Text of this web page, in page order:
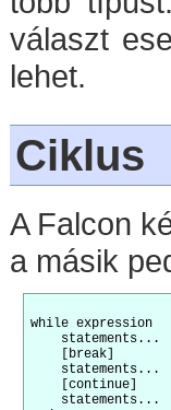
választ
lehet.
Ciklus
A Falcon
a másik
while expression
    statements...
    [break]
    statements...
    [continue]
    statements...